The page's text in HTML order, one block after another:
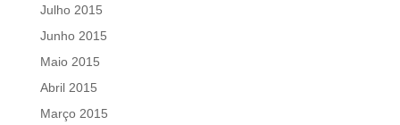
Julho 2015
Junho 2015
Maio 2015
Abril 2015
Março 2015